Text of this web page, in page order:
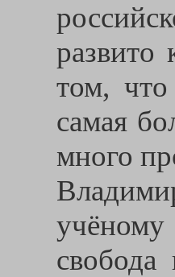
развито
том,
самая
много